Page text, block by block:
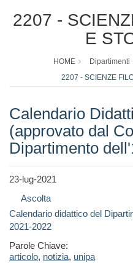
2207 -
E
HOME Dipartimenti
2207 - SCIENZE
Calendario
(approvato dal
Dipartimento
23-lug-2021
Ascolta
Calendario didattico del
2021-2022
Parole Chiave:
articolo, notizia, unipa